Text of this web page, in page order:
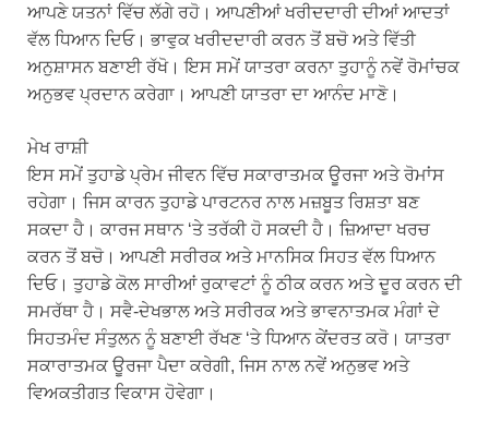
ਆਪਣੇ ਯਤਨਾਂ ਵਿੱਚ ਲੱਗੇ ਰਹੋ। ਆਪਣੀਆਂ ਖਰੀਦਦਾਰੀ ਦੀਆਂ ਆਦਤਾਂ
ਵੱਲ ਧਿਆਨ ਦਿਓ। ਭਾਵੁਕ ਖਰੀਦਦਾਰੀ ਕਰਨ ਤੋਂ ਬਚੋ ਅਤੇ ਵਿੱਤੀ
ਅਨੁਸ਼ਾਸਨ ਬਣਾਈ ਰੱਖੋ। ਇਸ ਸਮੇਂ ਯਾਤਰਾ ਕਰਨਾ ਤੁਹਾਨੂੰ ਨਵੇਂ ਰੋਮਾਂਚਕ
ਅਨੁਭਵ ਪ੍ਰਦਾਨ ਕਰੇਗਾ। ਆਪਣੀ ਯਾਤਰਾ ਦਾ ਆਨੰਦ ਮਾਣੋ।
ਮੇਖ ਰਾਸ਼ੀ
ਇਸ ਸਮੇਂ ਤੁਹਾਡੇ ਪ੍ਰੇਮ ਜੀਵਨ ਵਿੱਚ ਸਕਾਰਾਤਮਕ ਊਰਜਾ ਅਤੇ ਰੋਮਾਂਸ
ਰਹੇਗਾ। ਜਿਸ ਕਾਰਨ ਤੁਹਾਡੇ ਪਾਰਟਨਰ ਨਾਲ ਮਜ਼ਬੂਤ ​​ਰਿਸ਼ਤਾ ਬਣ
ਸਕਦਾ ਹੈ। ਕਾਰਜ ਸਥਾਨ ‘ਤੇ ਤਰੱਕੀ ਹੋ ਸਕਦੀ ਹੈ। ਜ਼ਿਆਦਾ ਖਰਚ
ਕਰਨ ਤੋਂ ਬਚੋ। ਆਪਣੀ ਸਰੀਰਕ ਅਤੇ ਮਾਨਸਿਕ ਸਿਹਤ ਵੱਲ ਧਿਆਨ
ਦਿਓ। ਤੁਹਾਡੇ ਕੋਲ ਸਾਰੀਆਂ ਰੁਕਾਵਟਾਂ ਨੂੰ ਠੀਕ ਕਰਨ ਅਤੇ ਦੂਰ ਕਰਨ ਦੀ
ਸਮਰੱਥਾ ਹੈ। ਸਵੈ-ਦੇਖਭਾਲ ਅਤੇ ਸਰੀਰਕ ਅਤੇ ਭਾਵਨਾਤਮਕ ਮੰਗਾਂ ਦੇ
ਸਿਹਤਮੰਦ ਸੰਤੁਲਨ ਨੂੰ ਬਣਾਈ ਰੱਖਣ ‘ਤੇ ਧਿਆਨ ਕੇਂਦਰਤ ਕਰੋ। ਯਾਤਰਾ
ਸਕਾਰਾਤਮਕ ਊਰਜਾ ਪੈਦਾ ਕਰੇਗੀ, ਜਿਸ ਨਾਲ ਨਵੇਂ ਅਨੁਭਵ ਅਤੇ
ਵਿਅਕਤੀਗਤ ਵਿਕਾਸ ਹੋਵੇਗਾ।